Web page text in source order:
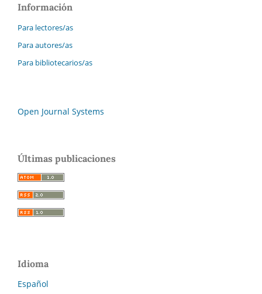
Información
Para lectores/as
Para autores/as
Para bibliotecarios/as
Open Journal Systems
Últimas publicaciones
Idioma
Español